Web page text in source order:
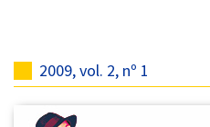
2009, vol. 2, nº 1